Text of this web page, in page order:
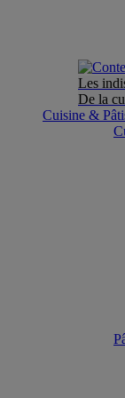
Les
De la
Cuisine &